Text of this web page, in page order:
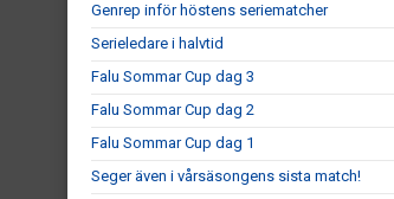
Genrep inför höstens seriematcher
Serieledare i halvtid
Falu Sommar Cup dag 3
Falu Sommar Cup dag 2
Falu Sommar Cup dag 1
Seger även i vårsäsongens sista match!